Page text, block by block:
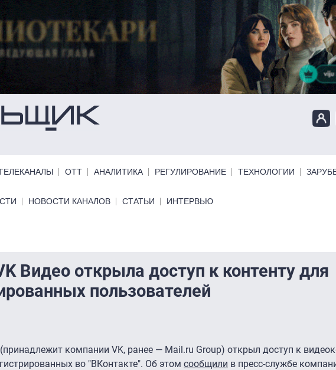
ОТТ АНАЛИТИКА РЕГУЛИРОВАНИЕ ТЕХНОЛОГИИ
НОВОСТИ КАНАЛОВ СТАТЬИ ИНТЕРВЬЮ
Видео открыла доступ к контенту для
пользователей
компании VK, ранее — Mail.ru Group) открыл доступ к
во "ВКонтакте". Об этом сообщили в пресс-службе